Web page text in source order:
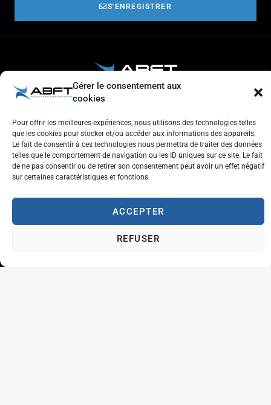
Gérer le consentement aux
cookies
Pour offrir les meilleures expériences, nous utilisons des technologies telles
que les cookies pour stocker et/ou accéder aux informations des appareils.
Le fait de consentir à ces technologies nous permettra de traiter des données
telles que le comportement de navigation ou les ID uniques sur ce site. Le fait
de ne pas consentir ou de retirer son consentement peut avoir un effet négatif
sur certaines caractéristiques et fonctions.
ACCEPTER
REFUSER
S'ENREGISTRER
Respect de l'autre et estime de soi
Courtoisie et coopération
Aventure
Plaisir
Travailler à l'ABFT
Initiateur en Taekwondo
Contact